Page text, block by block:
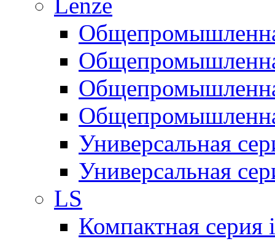
Универсальная
Универсальная
LS
Компактная серия